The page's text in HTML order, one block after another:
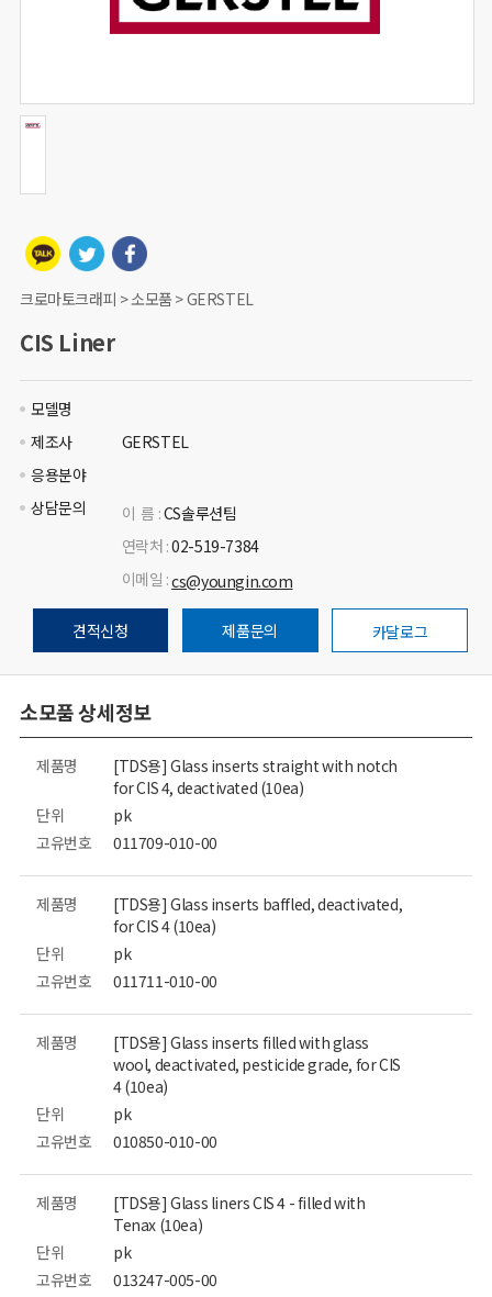
크로마토크래피 > 소모품 > GERSTEL
CIS Liner
모델명
제조사
GERSTEL
응용분야
상담문의
이 름 :CS솔루션팀
연락처 :02-519-7384
이메일 :cs@youngin.com
견적신청 제품문의 카달로그
소모품 상세정보
제품명
[TDS용] Glass inserts straight with notch
for CIS 4, deactivated (10ea)
단위
pk
고유번호
011709-010-00
제품명
[TDS용] Glass inserts baffled, deactivated,
for CIS 4 (10ea)
단위
pk
고유번호
011711-010-00
제품명
[TDS용] Glass inserts filled with glass
wool, deactivated, pesticide grade, for CIS
4 (10ea)
단위
pk
고유번호
010850-010-00
제품명
[TDS용] Glass liners CIS 4 - filled with
Tenax (10ea)
단위
pk
고유번호
013247-005-00